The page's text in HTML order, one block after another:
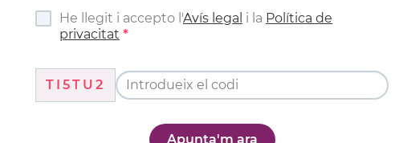
He llegit i accepto l'Avís legal i la Política de
privacitat
TI5TU2
Apunta'm ara